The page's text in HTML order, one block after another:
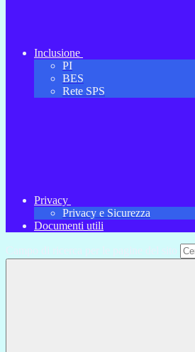
Inclusione
PI
BES
Rete SPS
Privacy
Privacy e Sicurezza
Documenti utili
Campo di ricerca per le pagine del sito